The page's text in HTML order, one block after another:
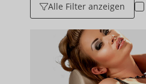
Alle Filter anzeigen